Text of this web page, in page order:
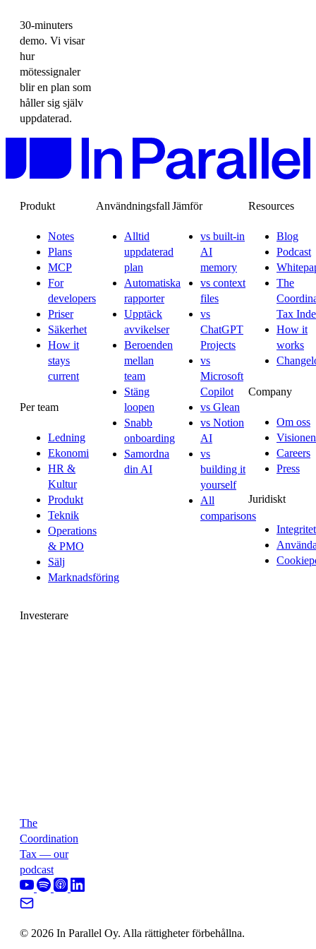
30-minuters
demo. Vi visar
hur
mötessignaler
blir en plan som
håller sig själv
uppdaterad.
Produkt
Notes
Plans
MCP
For
developers
Priser
Säkerhet
How it
stays
current
Per team
Ledning
Ekonomi
HR &
Kultur
Produkt
Teknik
Operations
& PMO
Sälj
Marknadsföring
Användningsfall
Alltid
uppdaterad
plan
Automatiska
rapporter
Upptäck
avvikelser
Beroenden
mellan
team
Stäng
loopen
Snabb
onboarding
Samordna
din AI
Jämför
vs built-in
AI
memory
vs context
files
vs
ChatGPT
Projects
vs
Microsoft
Copilot
vs Glean
vs Notion
AI
vs
building it
yourself
All
comparisons
Resources
Blog
Podcast
The
Tax
How it
works
Company
Om oss
Visionen
Careers
Press
Juridiskt
Integritet
Investerare
The
Coordination
Tax — our
podcast
© 2026 In Parallel Oy. Alla rättigheter förbehållna.